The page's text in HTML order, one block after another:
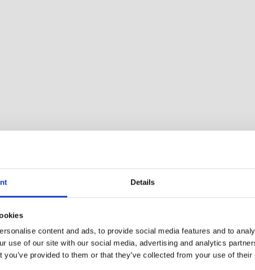
Details
content and ads, to provide social media features and to
use of our site with our social media, advertising and analytics
you’ve provided to them or that they’ve collected from your use of